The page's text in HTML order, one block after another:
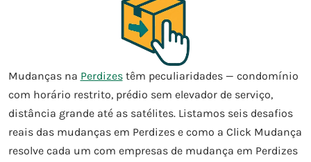
Mudanças na Perdizestêm peculiaridades — condomínio
com horário restrito, prédio sem elevador de serviço,
distância grande até as satélites. Listamos seis desafios
reais das mudanças em Perdizes e como a Click Mudança
resolve cada um com empresas de mudança em Perdizes